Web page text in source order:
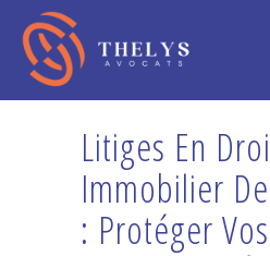
Litiges En
Immobilier
: Protéger